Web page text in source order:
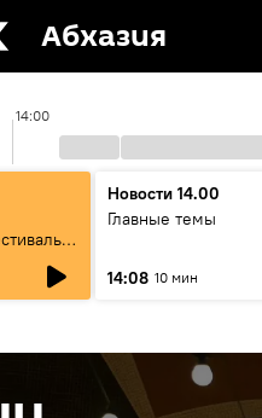
Абхазия
14:00
Новости 14.00
Главные темы
14:08 10 мин